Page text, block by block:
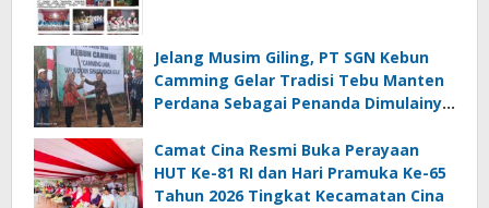
Jelang Musim Giling, PT SGN Kebun
Camming Gelar Tradisi Tebu Manten
Perdana Sebagai Penanda Dimulainya
Camat Cina Resmi Buka Perayaan
HUT Ke-81 RI dan Hari Pramuka Ke-65
Tahun 2026 Tingkat Kecamatan Cina